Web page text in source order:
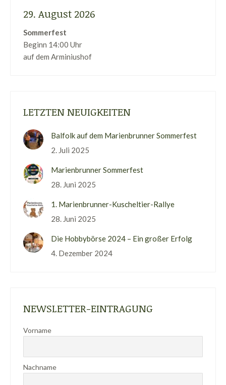
29. August 2026
Sommerfest
Beginn 14:00 Uhr
auf dem Arminiushof
LETZTEN NEUIGKEITEN
Balfolk auf dem Marienbrunner Sommerfest
2. Juli 2025
Marienbrunner Sommerfest
28. Juni 2025
1. Marienbrunner-Kuscheltier-Rallye
28. Juni 2025
Die Hobbybörse 2024 – Ein großer Erfolg
4. Dezember 2024
NEWSLETTER-EINTRAGUNG
Vorname
Nachname